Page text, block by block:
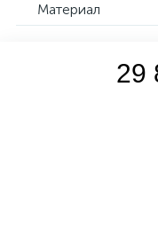
Материал
29